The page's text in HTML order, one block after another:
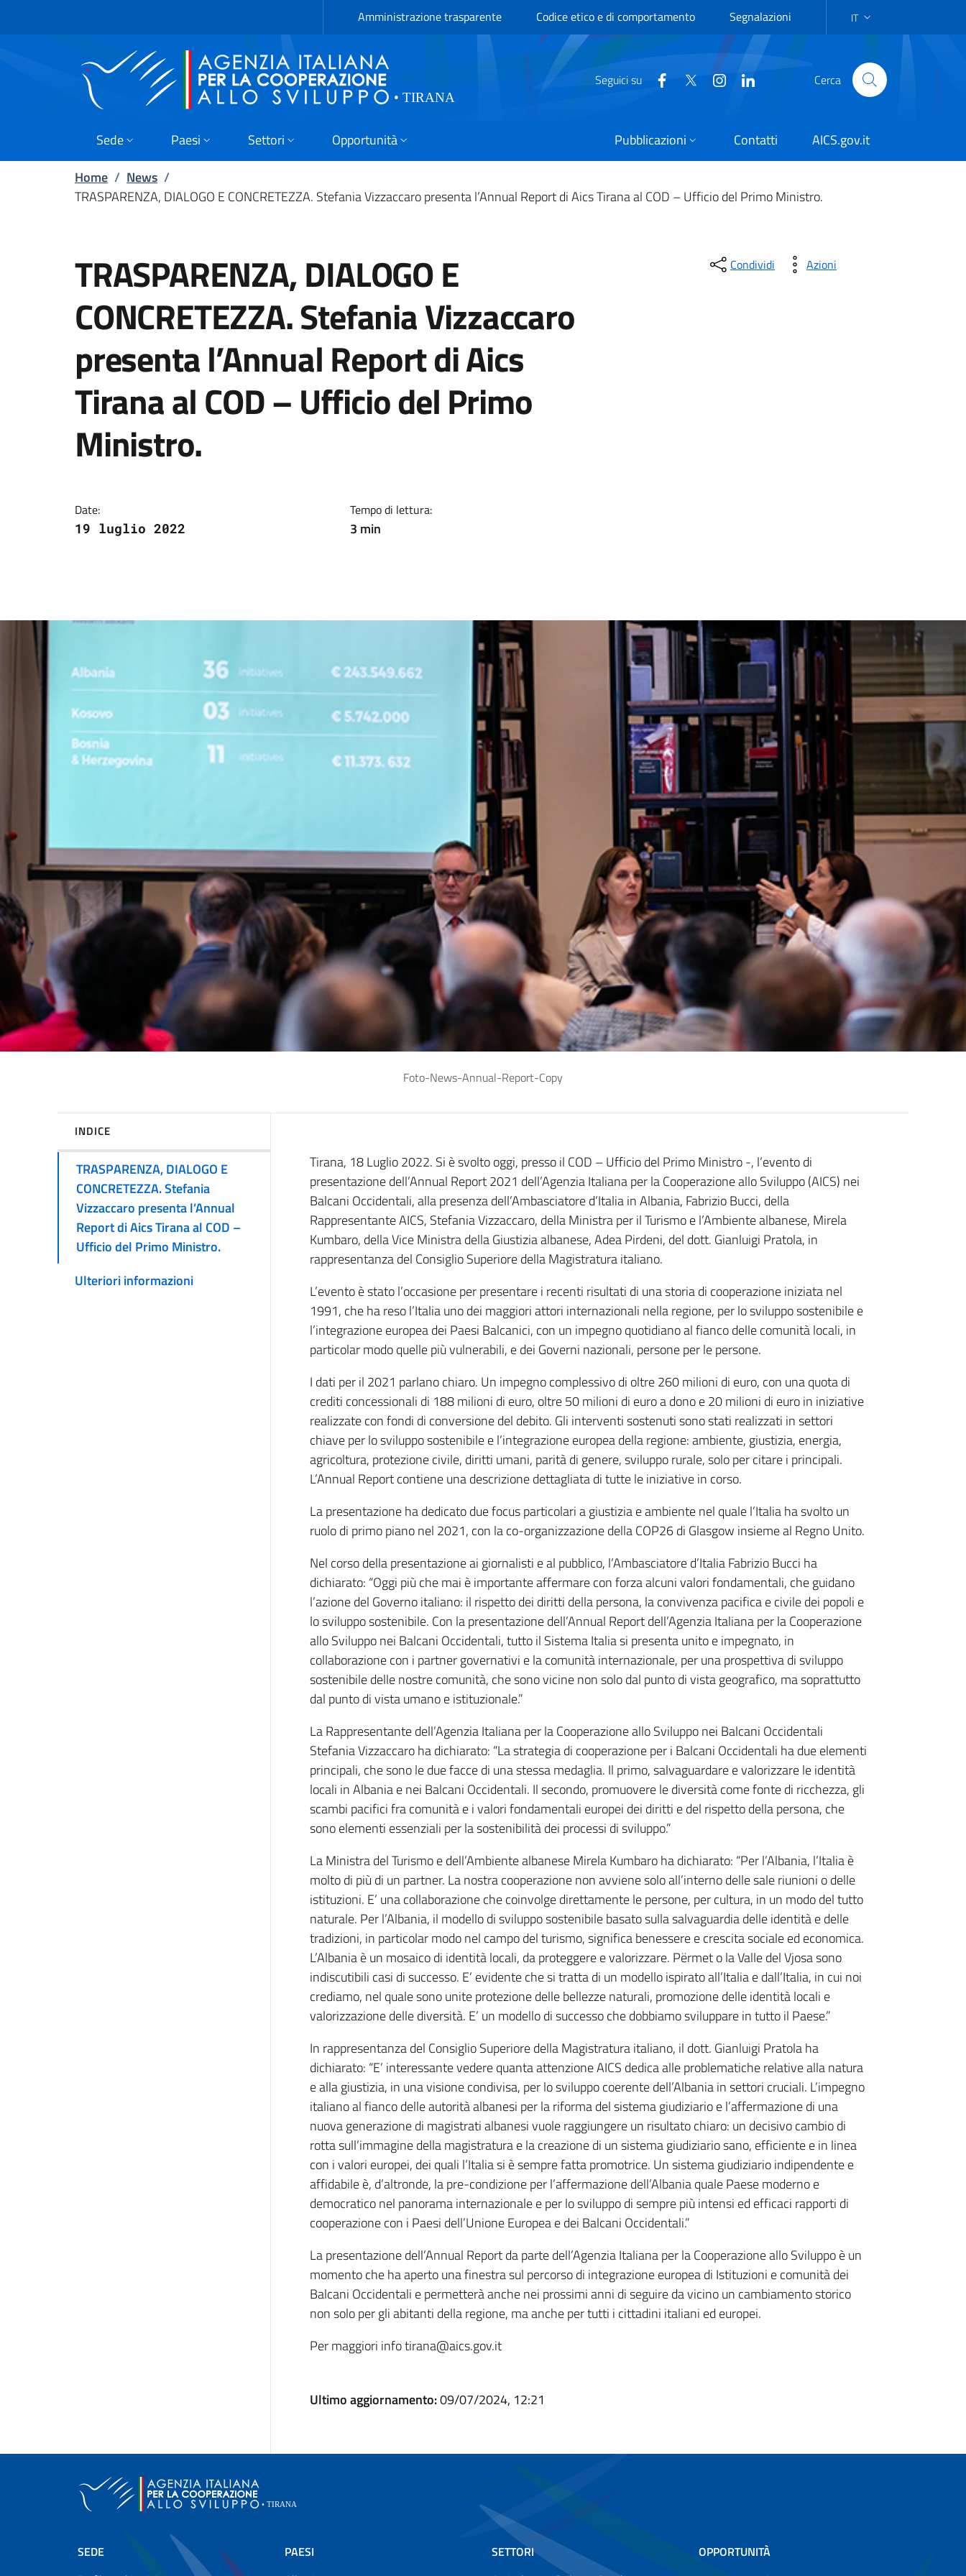
Amministrazione trasparente Codice etico e di comportamento Segnalazioni LANGUAGE SELECTION: IT
IT
Seguici su Cerca
Sede Paesi Settori Opportunità Pubblicazioni Contatti
AICS.gov.it
Home / News /
TRASPARENZA, DIALOGO E CONCRETEZZA. Stefania Vizzaccaro presenta l’Annual Report di Aics Tirana al COD – Ufficio del Primo Ministro.
TRASPARENZA, DIALOGO E
CONCRETEZZA. Stefania Vizzaccaro
presenta l’Annual Report di Aics
Tirana al COD – Ufficio del Primo
Ministro.
Date:
19 luglio 2022
Tempo di lettura:
3 min
Condividi Azioni
Foto-News-Annual-Report-Copy
INDICE
TRASPARENZA, DIALOGO E
CONCRETEZZA. Stefania
Vizzaccaro presenta l’Annual
Report di Aics Tirana al COD –
Ufficio del Primo Ministro.
Ulteriori informazioni
Tirana, 18 Luglio 2022. Si è svolto oggi, presso il COD – Ufficio del Primo Ministro -, l’evento di
presentazione dell’Annual Report 2021 dell’Agenzia Italiana per la Cooperazione allo Sviluppo (AICS) nei
Balcani Occidentali, alla presenza dell’Ambasciatore d’Italia in Albania, Fabrizio Bucci, della
Rappresentante AICS, Stefania Vizzaccaro, della Ministra per il Turismo e l’Ambiente albanese, Mirela
Kumbaro, della Vice Ministra della Giustizia albanese, Adea Pirdeni, del dott. Gianluigi Pratola, in
rappresentanza del Consiglio Superiore della Magistratura italiano.
L’evento è stato l’occasione per presentare i recenti risultati di una storia di cooperazione iniziata nel
1991, che ha reso l’Italia uno dei maggiori attori internazionali nella regione, per lo sviluppo sostenibile e
l’integrazione europea dei Paesi Balcanici, con un impegno quotidiano al fianco delle comunità locali, in
particolar modo quelle più vulnerabili, e dei Governi nazionali, persone per le persone.
I dati per il 2021 parlano chiaro. Un impegno complessivo di oltre 260 milioni di euro, con una quota di
crediti concessionali di 188 milioni di euro, oltre 50 milioni di euro a dono e 20 milioni di euro in iniziative
realizzate con fondi di conversione del debito. Gli interventi sostenuti sono stati realizzati in settori
chiave per lo sviluppo sostenibile e l’integrazione europea della regione: ambiente, giustizia, energia,
agricoltura, protezione civile, diritti umani, parità di genere, sviluppo rurale, solo per citare i principali.
L’Annual Report contiene una descrizione dettagliata di tutte le iniziative in corso.
La presentazione ha dedicato due focus particolari a giustizia e ambiente nel quale l’Italia ha svolto un
ruolo di primo piano nel 2021, con la co-organizzazione della COP26 di Glasgow insieme al Regno Unito.
Nel corso della presentazione ai giornalisti e al pubblico, l’Ambasciatore d’Italia Fabrizio Bucci ha
dichiarato: “Oggi più che mai è importante affermare con forza alcuni valori fondamentali, che guidano
l’azione del Governo italiano: il rispetto dei diritti della persona, la convivenza pacifica e civile dei popoli e
lo sviluppo sostenibile. Con la presentazione dell’Annual Report dell’Agenzia Italiana per la Cooperazione
allo Sviluppo nei Balcani Occidentali, tutto il Sistema Italia si presenta unito e impegnato, in
collaborazione con i partner governativi e la comunità internazionale, per una prospettiva di sviluppo
sostenibile delle nostre comunità, che sono vicine non solo dal punto di vista geografico, ma soprattutto
dal punto di vista umano e istituzionale.”
La Rappresentante dell’Agenzia Italiana per la Cooperazione allo Sviluppo nei Balcani Occidentali
Stefania Vizzaccaro ha dichiarato: “La strategia di cooperazione per i Balcani Occidentali ha due elementi
principali, che sono le due facce di una stessa medaglia. Il primo, salvaguardare e valorizzare le identità
locali in Albania e nei Balcani Occidentali. Il secondo, promuovere le diversità come fonte di ricchezza, gli
scambi pacifici fra comunità e i valori fondamentali europei dei diritti e del rispetto della persona, che
sono elementi essenziali per la sostenibilità dei processi di sviluppo.”
La Ministra del Turismo e dell’Ambiente albanese Mirela Kumbaro ha dichiarato: “Per l’Albania, l’Italia è
molto di più di un partner. La nostra cooperazione non avviene solo all’interno delle sale riunioni o delle
istituzioni. E’ una collaborazione che coinvolge direttamente le persone, per cultura, in un modo del tutto
naturale. Per l’Albania, il modello di sviluppo sostenibile basato sulla salvaguardia delle identità e delle
tradizioni, in particolar modo nel campo del turismo, significa benessere e crescita sociale ed economica.
L’Albania è un mosaico di identità locali, da proteggere e valorizzare. Përmet o la Valle del Vjosa sono
indiscutibili casi di successo. E’ evidente che si tratta di un modello ispirato all’Italia e dall’Italia, in cui noi
crediamo, nel quale sono unite protezione delle bellezze naturali, promozione delle identità locali e
valorizzazione delle diversità. E’ un modello di successo che dobbiamo sviluppare in tutto il Paese.”
In rappresentanza del Consiglio Superiore della Magistratura italiano, il dott. Gianluigi Pratola ha
dichiarato: “E’ interessante vedere quanta attenzione AICS dedica alle problematiche relative alla natura
e alla giustizia, in una visione condivisa, per lo sviluppo coerente dell’Albania in settori cruciali. L’impegno
italiano al fianco delle autorità albanesi per la riforma del sistema giudiziario e l’affermazione di una
nuova generazione di magistrati albanesi vuole raggiungere un risultato chiaro: un decisivo cambio di
rotta sull’immagine della magistratura e la creazione di un sistema giudiziario sano, efficiente e in linea
con i valori europei, dei quali l’Italia si è sempre fatta promotrice. Un sistema giudiziario indipendente e
affidabile è, d’altronde, la pre-condizione per l’affermazione dell’Albania quale Paese moderno e
democratico nel panorama internazionale e per lo sviluppo di sempre più intensi ed efficaci rapporti di
cooperazione con i Paesi dell’Unione Europea e dei Balcani Occidentali.”
La presentazione dell’Annual Report da parte dell’Agenzia Italiana per la Cooperazione allo Sviluppo è un
momento che ha aperto una finestra sul percorso di integrazione europea di Istituzioni e comunità dei
Balcani Occidentali e permetterà anche nei prossimi anni di seguire da vicino un cambiamento storico
non solo per gli abitanti della regione, ma anche per tutti i cittadini italiani ed europei.
Per maggiori info tirana@aics.gov.it
Ultimo aggiornamento:09/07/2024, 12:21
SEDE
PAESI
SETTORI
OPPORTUNITÀ